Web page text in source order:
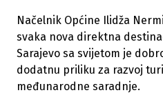
Načelnik Općine Ilidža
svaka nova direktna
Sarajevo sa svijetom je
dodatnu priliku za razvoj
međunarodne saradnje.